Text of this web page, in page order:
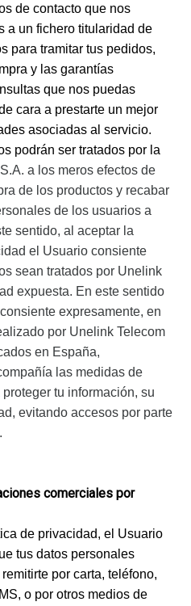
de contacto que nos
a un fichero titularidad de
para tramitar tus pedidos,
y las garantías
que nos puedas
cara a prestarte un mejor
asociadas al servicio.
podrán ser tratados por la
S.A.a los meros efectos de
de los productos y recabar
de los usuarios a
sentido, al aceptar la
el Usuario consiente
sean tratados por Unelink
expuesta. En este sentido
expresamente, en
por Unelink Telecom
en España,
las medidas de
tu información, su
evitando accesos por parte
comerciales por
de privacidad, el Usuario
tus datos personales
por carta, teléfono,
o por otros medios de